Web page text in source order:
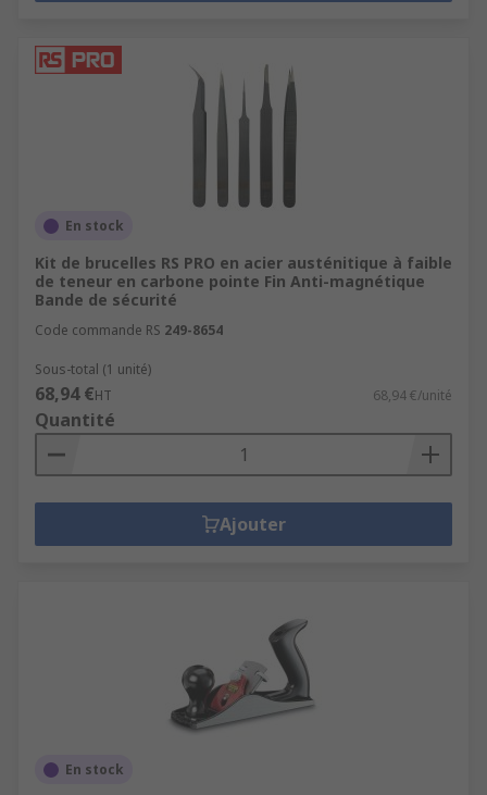
En stock
Kit de brucelles RS PRO en acier austénitique à faible
de teneur en carbone pointe Fin Anti-magnétique
Bande de sécurité
Code commande RS 249-8654
Sous-total (1 unité)
68,94 €HT 68,94 €/unité
Quantité
Ajouter
En stock